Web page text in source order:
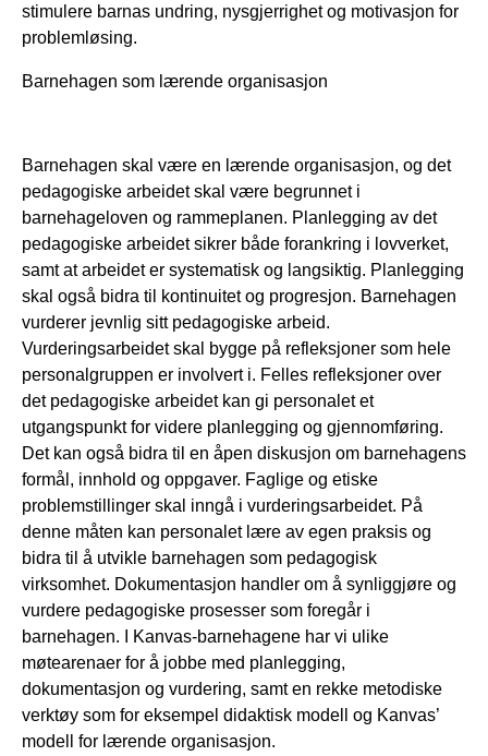
stimulere barnas undring, nysgjerrighet og motivasjon for
problemløsing.
Barnehagen som lærende organisasjon
Barnehagen skal være en lærende organisasjon, og det
pedagogiske arbeidet skal være begrunnet i
barnehageloven og rammeplanen. Planlegging av det
pedagogiske arbeidet sikrer både forankring i lovverket,
samt at arbeidet er systematisk og langsiktig. Planlegging
skal også bidra til kontinuitet og progresjon. Barnehagen
vurderer jevnlig sitt pedagogiske arbeid.
Vurderingsarbeidet skal bygge på refleksjoner som hele
personalgruppen er involvert i. Felles refleksjoner over
det pedagogiske arbeidet kan gi personalet et
utgangspunkt for videre planlegging og gjennomføring.
Det kan også bidra til en åpen diskusjon om barnehagens
formål, innhold og oppgaver. Faglige og etiske
problemstillinger skal inngå i vurderingsarbeidet. På
denne måten kan personalet lære av egen praksis og
bidra til å utvikle barnehagen som pedagogisk
virksomhet. Dokumentasjon handler om å synliggjøre og
vurdere pedagogiske prosesser som foregår i
barnehagen. I Kanvas-barnehagene har vi ulike
møtearenaer for å jobbe med planlegging,
dokumentasjon og vurdering, samt en rekke metodiske
verktøy som for eksempel didaktisk modell og Kanvas’
modell for lærende organisasjon.